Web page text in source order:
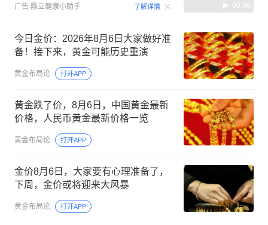
广告 鼎立健康小助手 了解详情 00:06
今日金价：2026年8月6日大家做好准
备！接下来，黄金可能历史重演
黄金布局论 打开APP
黄金跌了价，8月6日，中国黄金最新
价格，人民币黄金最新价格一览
黄金布局论 打开APP
金价8月6日，大家要有心理准备了，
下周，金价或将迎来大风暴
黄金布局论 打开APP